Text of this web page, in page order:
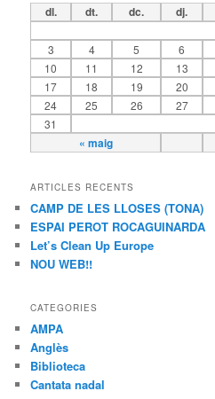
dl. dt. dc. dj.
« maig
3
4 5 6
10
11 12 13
17
18 19 20
24
25 26 27
31
ARTICLES RECENTS
CAMP DE LES LLOSES (TONA)
ESPAI PEROT ROCAGUINARDA
Let’s Clean Up Europe
NOU WEB!!
CATEGORIES
AMPA
Anglès
Biblioteca
Cantata nadal